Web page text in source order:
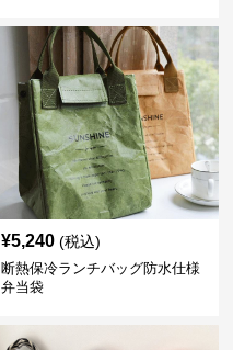
¥5,240 (税込)
断熱保冷ランチバッグ防水仕様
弁当袋